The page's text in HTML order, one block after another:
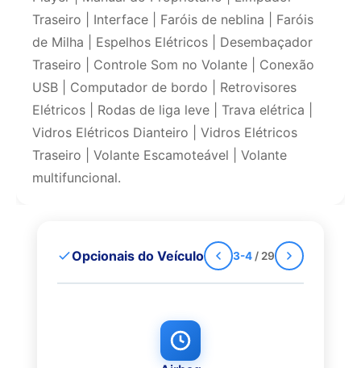
Traseiro | Interface | Faróis de neblina | Faróis
de Milha | Espelhos Elétricos | Desembaçador
Traseiro | Controle Som no Volante | Conexão
USB | Computador de bordo | Retrovisores
Elétricos | Rodas de liga leve | Trava elétrica |
Vidros Elétricos Dianteiro | Vidros Elétricos
Traseiro | Volante Escamoteável | Volante
multifuncional.
Opcionais do Veículo 3-4 / 29